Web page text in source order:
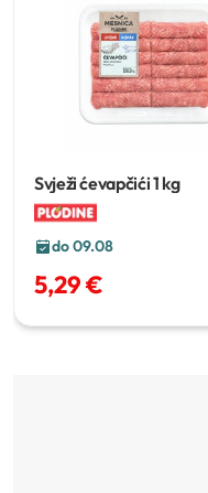
Svježi ćevapčići1 kg
do 09.08
5,29 €